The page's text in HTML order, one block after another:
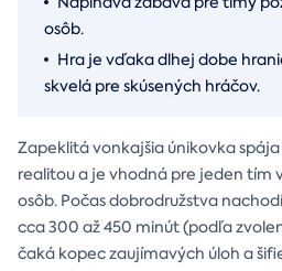
osôb.
Hra je vďaka dlhej dobe
skvelá pre skúsených hráčov.
Zapeklitá vonkajšia únikovka
realitou a je vhodná pre jeden tím
osôb. Počas dobrodružstva
cca 300 až 450 minút (podľa
čaká kopec zaujímavých úloh a